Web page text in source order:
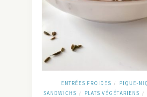
ENTRÉES FROIDES /
PIQUE-
SANDWICHS / PLATS VÉGÉTARIENS /